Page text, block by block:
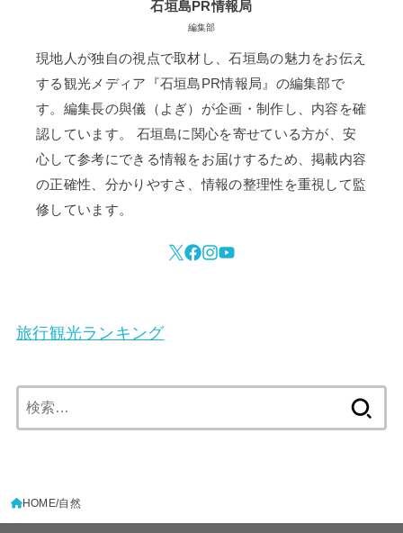
石垣島PR情報局
編集部
現地人が独自の視点で取材し、石垣島の魅力をお伝え
する観光メディア『石垣島PR情報局』の編集部で
す。編集長の與儀（よぎ）が企画・制作し、内容を確
認しています。 石垣島に関心を寄せている方が、安
心して参考にできる情報をお届けするため、掲載内容
の正確性、分かりやすさ、情報の整理性を重視して監
修しています。
旅行観光ランキング
索:
HOME 自然